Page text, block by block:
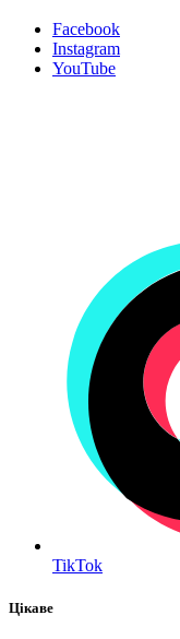
Facebook
Instagram
YouTube
TikTok
Цікаве